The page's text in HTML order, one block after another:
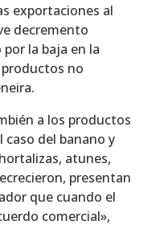
exportaciones al
decremento
la baja en la
no
a los productos
del banano y
atunes,
presentan
que cuando el
comercial»,